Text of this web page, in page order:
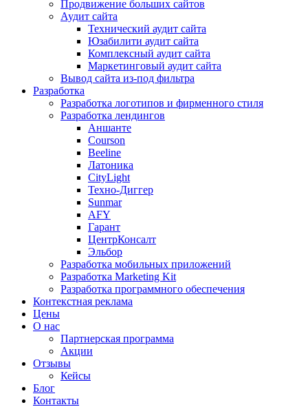
Продвижение больших сайтов
Аудит сайта
Технический аудит сайта
Юзабилити аудит сайта
Комплексный аудит сайта
Маркетинговый аудит сайта
Вывод сайта из-под фильтра
Разработка
Разработка логотипов и фирменного стиля
Разработка лендингов
Аншанте
Courson
Beeline
Латоника
CityLight
Техно-Диггер
Sunmar
AFY
Гарант
ЦентрКонсалт
Эльбор
Разработка мобильных приложений
Разработка Marketing Kit
Разработка программного обеспечения
Контекстная реклама
Цены
О нас
Партнерская программа
Акции
Отзывы
Кейсы
Блог
Контакты